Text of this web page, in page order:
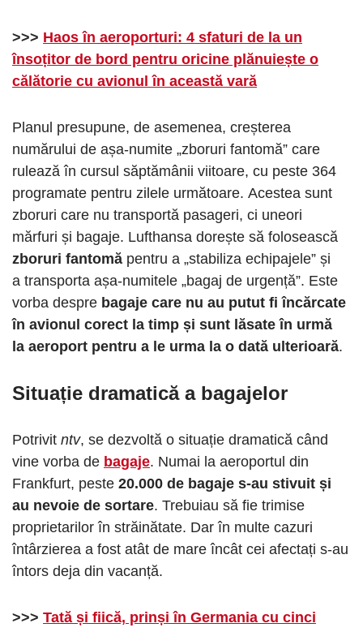
>>> Haos în aeroporturi: 4 sfaturi de la un
însoțitor de bord pentru oricine plănuiește o
călătorie cu avionul în această vară
Planul presupune, de asemenea, creșterea
numărului de așa-numite „zboruri fantomă” care
rulează în cursul săptămânii viitoare, cu peste 364
programate pentru zilele următoare. Acestea sunt
zboruri care nu transportă pasageri, ci uneori
mărfuri și bagaje. Lufthansa dorește să folosească
zboruri fantomă pentru a „stabiliza echipajele” și
a transporta așa-numitele „bagaj de urgență”. Este
vorba despre bagaje care nu au putut fi încărcate
în avionul corect la timp și sunt lăsate în urmă
la aeroport pentru a le urma la o dată ulterioară.
Situație dramatică a bagajelor
Potrivit ntv, se dezvoltă o situație dramatică când
vine vorba de bagaje. Numai la aeroportul din
Frankfurt, peste 20.000 de bagaje s-au stivuit și
au nevoie de sortare. Trebuiau să fie trimise
proprietarilor în străinătate. Dar în multe cazuri
întârzierea a fost atât de mare încât cei afectați s-au
întors deja din vacanță.
>>> Tată și fiică, prinși în Germania cu cinci